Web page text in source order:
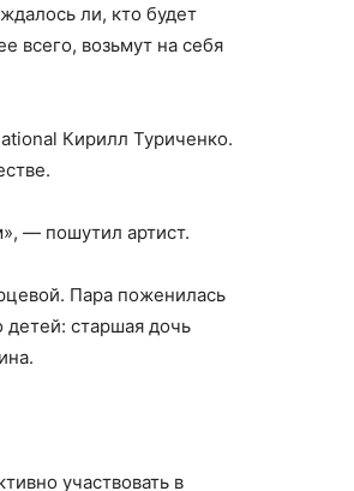
ли, кто будет
всего, возьмут на себя
Кирилл Туриченко.
— пошутил артист.
Пара поженилась
детей: старшая дочь
участвовать в